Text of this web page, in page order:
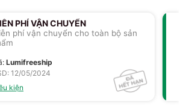
PHÍ VẬN CHUYỂN
phí vận chuyển cho toàn bộ sản
: Lumifreeship
12/05/2024
kiện